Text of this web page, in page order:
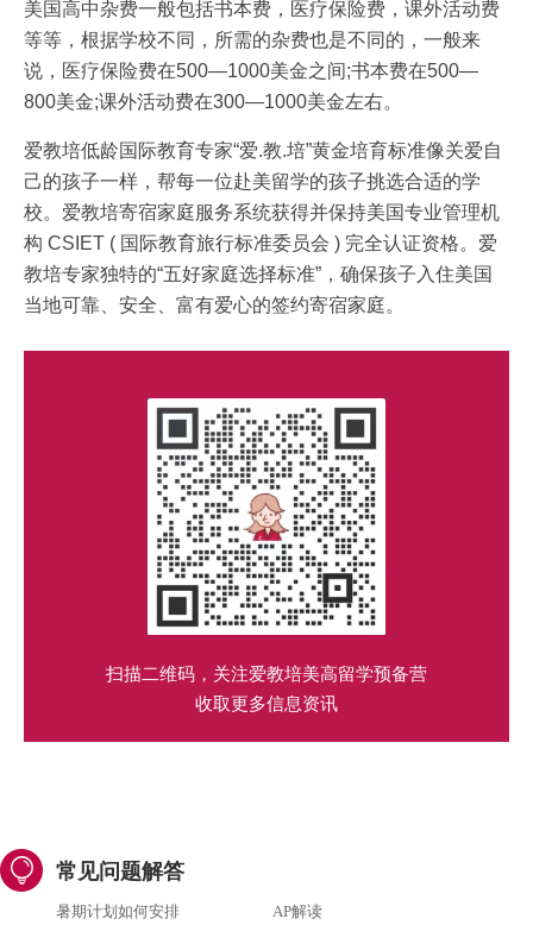
美国高中杂费一般包括书本费，医疗保险费，课外活动费
等等，根据学校不同，所需的杂费也是不同的，一般来
说，医疗保险费在500—1000美金之间;书本费在500—
800美金;课外活动费在300—1000美金左右。
爱教培低龄国际教育专家“爱.教.培”黄金培育标准像关爱自
己的孩子一样，帮每一位赴美留学的孩子挑选合适的学
校。爱教培寄宿家庭服务系统获得并保持美国专业管理机
构 CSIET ( 国际教育旅行标准委员会 ) 完全认证资格。爱
教培专家独特的“五好家庭选择标准”，确保孩子入住美国
当地可靠、安全、富有爱心的签约寄宿家庭。
扫描二维码，关注爱教培美高留学预备营
收取更多信息资讯
常见问题解答
暑期计划如何安排
AP解读